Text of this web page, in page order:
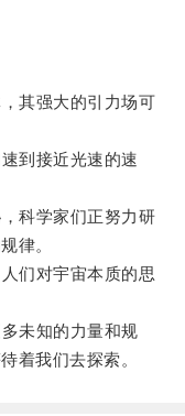
其强大的引力场可
到接近光速的速
科学家们正努力研
律。
们对宇宙本质的思
未知的力量和规
着我们去探索。